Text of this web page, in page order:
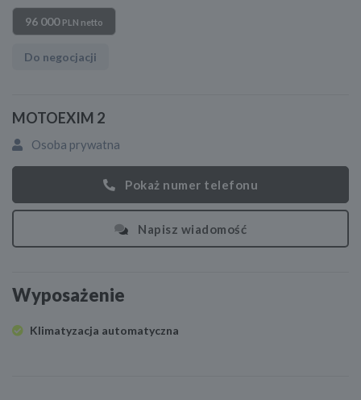
96 000 PLN netto
Do negocjacji
MOTOEXIM 2
Osoba prywatna
Pokaż numer telefonu
Napisz wiadomość
Wyposażenie
Klimatyzacja automatyczna